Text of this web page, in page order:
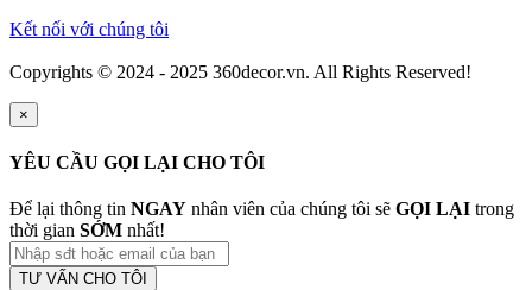
Kết nối với chúng tôi
Copyrights © 2024 - 2025 360decor.vn. All Rights Reserved!
×
YÊU CẦU GỌI LẠI CHO TÔI
Để lại thông tin NGAY nhân viên của chúng tôi sẽ GỌI LẠI trong
thời gian SỚM nhất!
TƯ VẤN CHO TÔI